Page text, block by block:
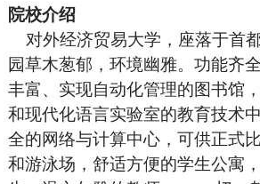
院校介绍
对外经济贸易大学，座落于首
园草木葱郁，环境幽雅。功能齐
丰富、实现自动化管理的图书馆
和现代化语言实验室的教育技术
全的网络与计算中心，可供正式
和游泳场，舒适方便的学生公寓